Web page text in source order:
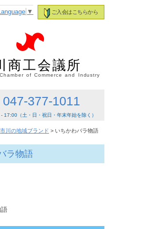
ご入会はこちらから
▼
商工会議所
of Commerce and Industry
047-377-1011
17:00（土・日・祝日・年末年始を除く）
市川の地域ブランド > いちかわバラ物語
ラ物語
語